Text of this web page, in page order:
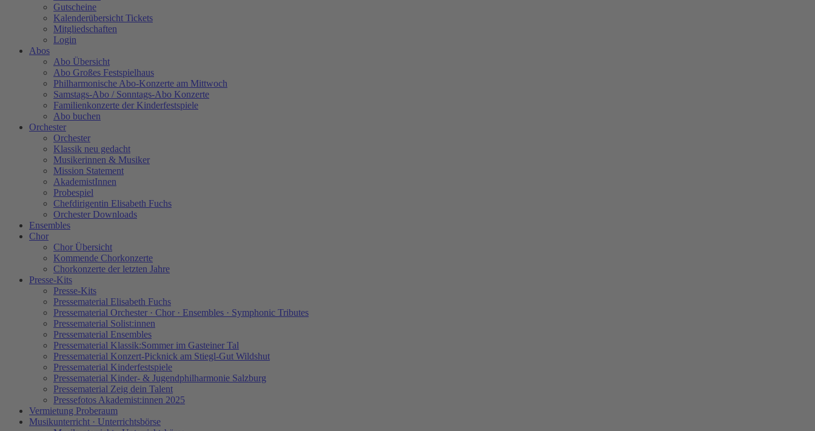
Gutscheine
Kalenderübersicht Tickets
Mitgliedschaften
Login
Abos
Abo Übersicht
Abo Großes Festspielhaus
Philharmonische Abo-Konzerte am Mittwoch
Samstags-Abo / Sonntags-Abo Konzerte
Familienkonzerte der Kinderfestspiele
Abo buchen
Orchester
Orchester
Klassik neu gedacht
Musikerinnen & Musiker
Mission Statement
AkademistInnen
Probespiel
Chefdirigentin Elisabeth Fuchs
Orchester Downloads
Ensembles
Chor
Chor Übersicht
Kommende Chorkonzerte
Chorkonzerte der letzten Jahre
Presse-Kits
Presse-Kits
Pressematerial Elisabeth Fuchs
Pressematerial Orchester · Chor · Ensembles · Symphonic Tributes
Pressematerial Solist:innen
Pressematerial Ensembles
Pressematerial Klassik:Sommer im Gasteiner Tal
Pressematerial Konzert-Picknick am Stiegl-Gut Wildshut
Pressematerial Kinderfestspiele
Pressematerial Kinder- & Jugendphilharmonie Salzburg
Pressematerial Zeig dein Talent
Pressefotos Akademist:innen 2025
Vermietung Proberaum
Musikunterricht · Unterrichtsbörse